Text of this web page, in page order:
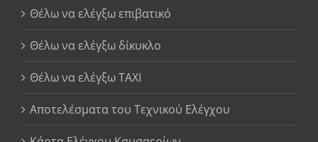
Θέλω να ελέγξω επιβατικό
Θέλω να ελέγξω δίκυκλο
Θέλω να ελέγξω TAXI
Αποτελέσματα του Τεχνικού Ελέγχου